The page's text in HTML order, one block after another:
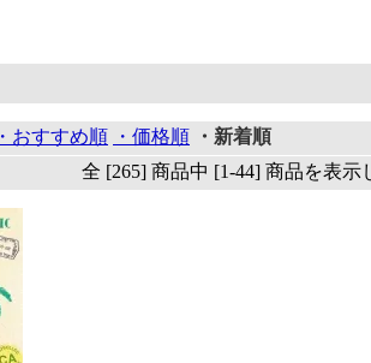
・おすすめ順 ・価格順
・新着順
全 [265] 商品中 [1-44] 商品を表示